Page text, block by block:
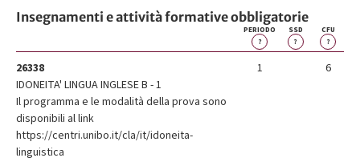
Insegnamenti e attività formative obbligatorie
PERIODO
?
SSD
?
CFU
?
26338
IDONEITA' LINGUA INGLESE B - 1
Il programma e le modalità della prova sono
disponibili al link
https://centri.unibo.it/cla/it/idoneita-
linguistica
1 6